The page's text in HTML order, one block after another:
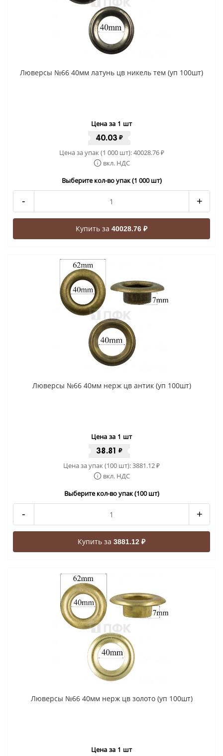
Люверсы №66 40мм латунь цв никель тем (уп 100шт)
Цена за 1 шт
40.03 ₽
Цена за упак (1 000 шт):40028.76₽
вкл. НДС
Выберите кол-во упак (1 000 шт)
- +
Купить за 40028.76 ₽
Люверсы №66 40мм нерж цв антик (уп 100шт)
Цена за 1 шт
38.81 ₽
Цена за упак (100 шт):3881.12₽
вкл. НДС
Выберите кол-во упак (100 шт)
- +
Купить за 3881.12 ₽
Люверсы №66 40мм нерж цв золото (уп 100шт)
Цена за 1 шт